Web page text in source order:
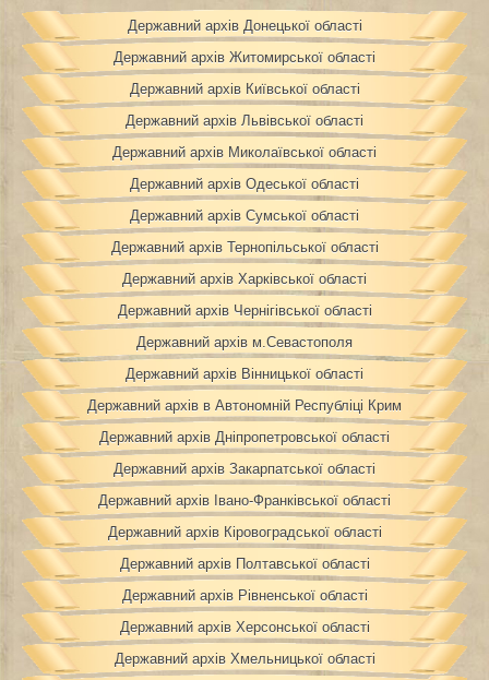
Державний архів Донецької області
Державний архів Житомирської області
Державний архів Київської області
Державний архів Львівської області
Державний архів Миколаївської області
Державний архів Одеської області
Державний архів Сумської області
Державний архів Тернопільської області
Державний архів Харківської області
Державний архів Чернігівської області
Державний архів м.Севастополя
Державний архів Вінницької області
Державний архів в Автономній Республіці Крим
Державний архів Дніпропетровської області
Державний архів Закарпатської області
Державний архів Івано-Франківської області
Державний архів Кіровоградської області
Державний архів Полтавської області
Державний архів Рівненської області
Державний архів Херсонської області
Державний архів Хмельницької області